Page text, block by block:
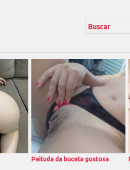
Peituda da buceta gostosa